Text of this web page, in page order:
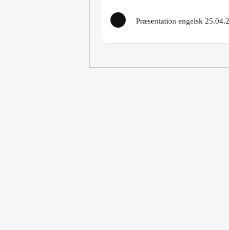
Præsentation engelsk